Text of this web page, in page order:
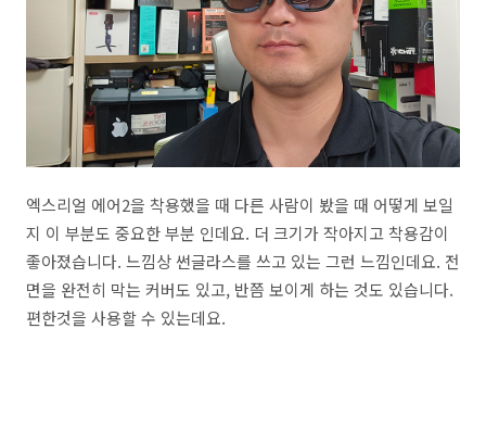
엑스리얼 에어2을 착용했을 때 다른 사람이 봤을 때 어떻게 보일
지 이 부분도 중요한 부분 인데요. 더 크기가 작아지고 착용감이
좋아졌습니다. 느낌상 썬글라스를 쓰고 있는 그런 느낌인데요. 전
면을 완전히 막는 커버도 있고, 반쯤 보이게 하는 것도 있습니다.
편한것을 사용할 수 있는데요.